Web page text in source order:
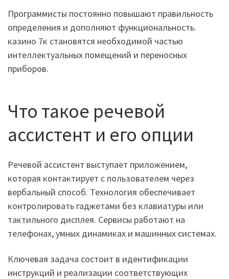
Программисты постоянно повышают правильность
определения и дополняют функциональность.
казино 7к становятся необходимой частью
интеллектуальных помещений и переносных
приборов.
Что такое речевой
ассистент и его опции
Речевой ассистент выступает приложением,
которая контактирует с пользователем через
вербальный способ. Технология обеспечивает
контролировать гаджетами без клавиатуры или
тактильного дисплея. Сервисы работают на
телефонах, умных динамиках и машинных системах.
Ключевая задача состоит в идентификации
инструкций и реализации соответствующих